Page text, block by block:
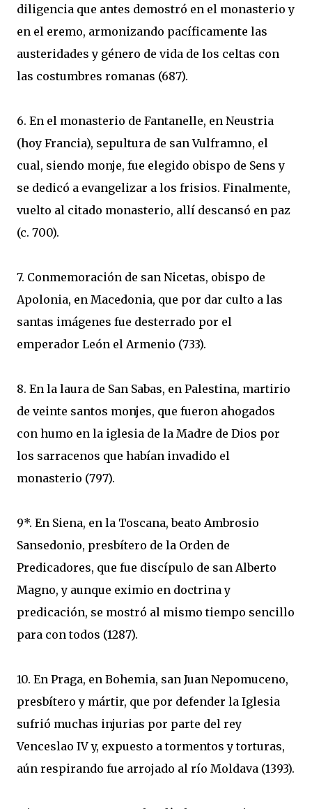
diligencia que antes demostró en el monasterio y
en el eremo, armonizando pacíficamente las
austeridades y género de vida de los celtas con
las costumbres romanas (687).
6. En el monasterio de Fantanelle, en Neustria
(hoy Francia), sepultura de san Vulframno, el
cual, siendo monje, fue elegido obispo de Sens y
se dedicó a evangelizar a los frisios. Finalmente,
vuelto al citado monasterio, allí descansó en paz
(c. 700).
7. Conmemoración de san Nicetas, obispo de
Apolonia, en Macedonia, que por dar culto a las
santas imágenes fue desterrado por el
emperador León el Armenio (733).
8. En la laura de San Sabas, en Palestina, martirio
de veinte santos monjes, que fueron ahogados
con humo en la iglesia de la Madre de Dios por
los sarracenos que habían invadido el
monasterio (797).
9*. En Siena, en la Toscana, beato Ambrosio
Sansedonio, presbítero de la Orden de
Predicadores, que fue discípulo de san Alberto
Magno, y aunque eximio en doctrina y
predicación, se mostró al mismo tiempo sencillo
para con todos (1287).
10. En Praga, en Bohemia, san Juan Nepomuceno,
presbítero y mártir, que por defender la Iglesia
sufrió muchas injurias por parte del rey
Venceslao IV y, expuesto a tormentos y torturas,
aún respirando fue arrojado al río Moldava (1393).